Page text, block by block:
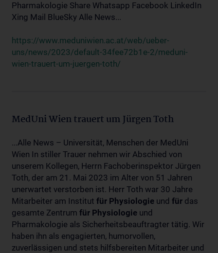
Pharmakologie Share Whatsapp Facebook LinkedIn
Xing Mail BlueSky Alle News...
https://www.meduniwien.ac.at/web/ueber-
uns/news/2023/default-34fee72b1e-2/meduni-
wien-trauert-um-juergen-toth/
MedUni Wien trauert um Jürgen Toth
...Alle News – Universität, Menschen der MedUni
Wien In stiller Trauer nehmen wir Abschied von
unserem Kollegen, Herrn Fachoberinspektor Jürgen
Toth, der am 21. Mai 2023 im Alter von 51 Jahren
unerwartet verstorben ist. Herr Toth war 30 Jahre
Mitarbeiter am Institut für Physiologie und für das
gesamte Zentrum für Physiologie und
Pharmakologie als Sicherheitsbeauftragter tätig. Wir
haben ihn als engagierten, humorvollen,
zuverlässigen und stets hilfsbereiten Mitarbeiter und